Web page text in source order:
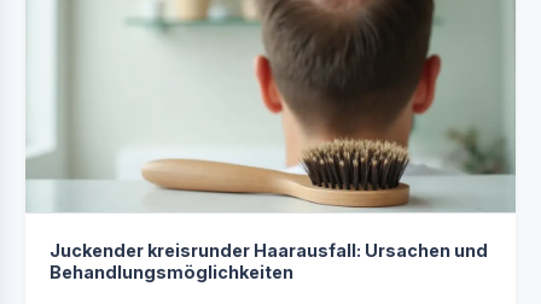
Juckender kreisrunder Haarausfall: Ursachen und
Behandlungsmöglichkeiten